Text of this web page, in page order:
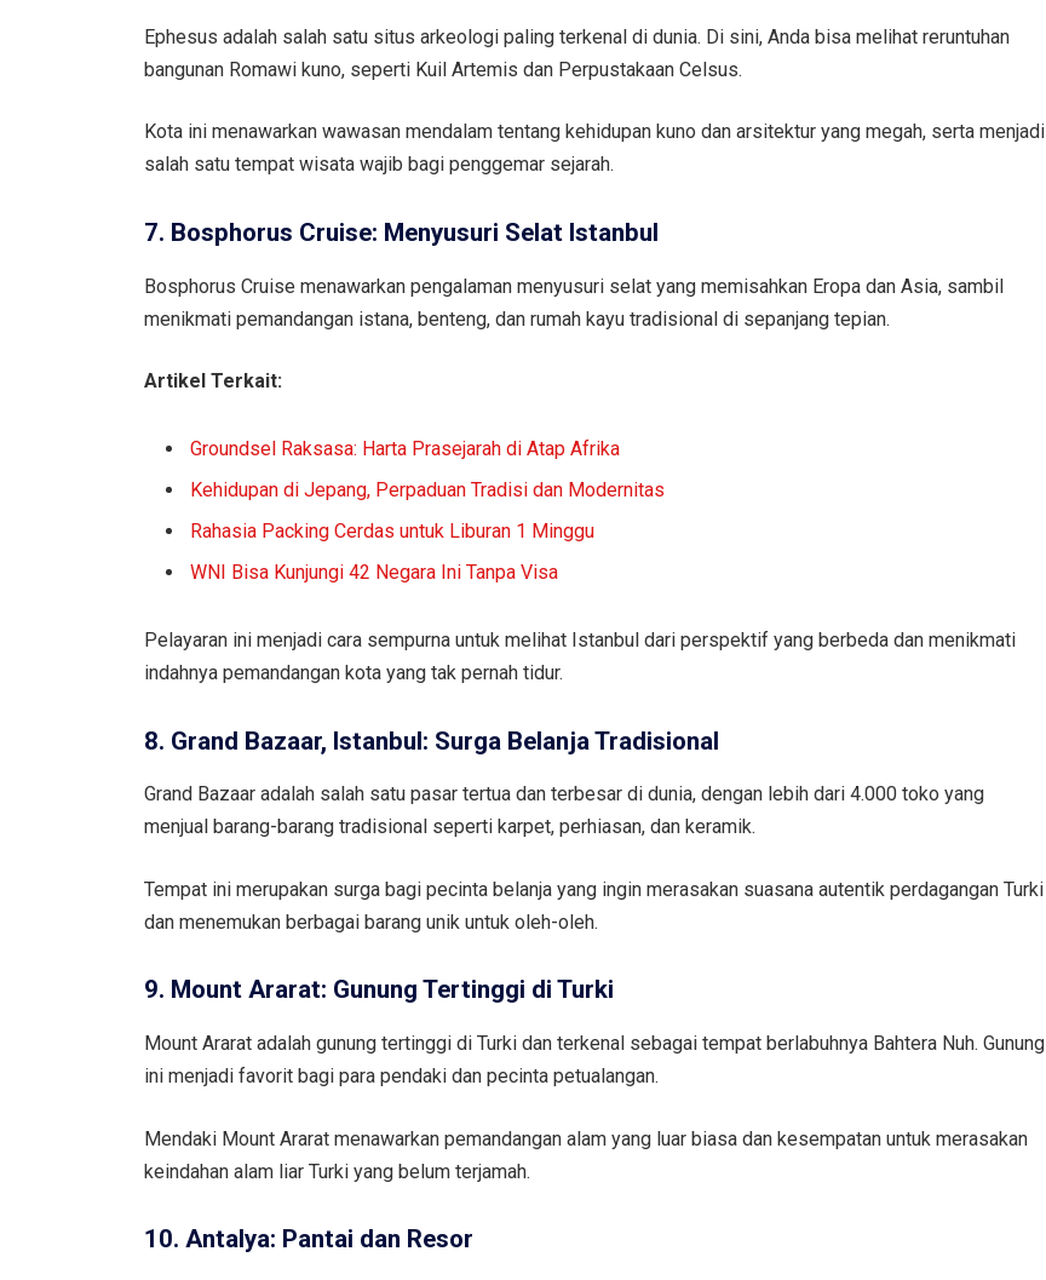
Ephesus adalah salah satu situs arkeologi paling terkenal di dunia. Di sini, Anda bisa melihat reruntuhan
bangunan Romawi kuno, seperti Kuil Artemis dan Perpustakaan Celsus.
Kota ini menawarkan wawasan mendalam tentang kehidupan kuno dan arsitektur yang megah, serta menjadi
salah satu tempat wisata wajib bagi penggemar sejarah.
7. Bosphorus Cruise: Menyusuri Selat Istanbul
Bosphorus Cruise menawarkan pengalaman menyusuri selat yang memisahkan Eropa dan Asia, sambil
menikmati pemandangan istana, benteng, dan rumah kayu tradisional di sepanjang tepian.
Artikel Terkait:
Groundsel Raksasa: Harta Prasejarah di Atap Afrika
Kehidupan di Jepang, Perpaduan Tradisi dan Modernitas
Rahasia Packing Cerdas untuk Liburan 1 Minggu
WNI Bisa Kunjungi 42 Negara Ini Tanpa Visa
Pelayaran ini menjadi cara sempurna untuk melihat Istanbul dari perspektif yang berbeda dan menikmati
indahnya pemandangan kota yang tak pernah tidur.
8. Grand Bazaar, Istanbul: Surga Belanja Tradisional
Grand Bazaar adalah salah satu pasar tertua dan terbesar di dunia, dengan lebih dari 4.000 toko yang
menjual barang-barang tradisional seperti karpet, perhiasan, dan keramik.
Tempat ini merupakan surga bagi pecinta belanja yang ingin merasakan suasana autentik perdagangan Turki
dan menemukan berbagai barang unik untuk oleh-oleh.
9. Mount Ararat: Gunung Tertinggi di Turki
Mount Ararat adalah gunung tertinggi di Turki dan terkenal sebagai tempat berlabuhnya Bahtera Nuh. Gunung
ini menjadi favorit bagi para pendaki dan pecinta petualangan.
Mendaki Mount Ararat menawarkan pemandangan alam yang luar biasa dan kesempatan untuk merasakan
keindahan alam liar Turki yang belum terjamah.
10. Antalya: Pantai dan Resor